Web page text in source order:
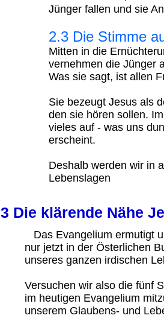
Jünger fallen und sie
2.3 Die Stimme
Mitten in die
vernehmen die Jünger
Was sie sagt, ist allen
Sie bezeugt Jesus als
den sie hören sollen.
vieles auf - was uns
erscheint.
Deshalb werden wir in
Lebenslagen
3 Die klärende Nähe
Das Evangelium ermutigt
nur jetzt in der Österlichen
unseres ganzen irdischen
Versuchen wir also die fünf
im heutigen Evangelium
unserem Glaubens- und